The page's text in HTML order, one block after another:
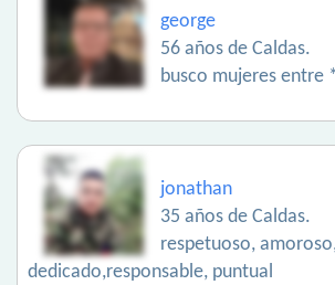
george
56 años de Caldas.
busco mujeres
jonathan
35 años de Caldas.
respetuoso,
dedicado,responsable, puntual